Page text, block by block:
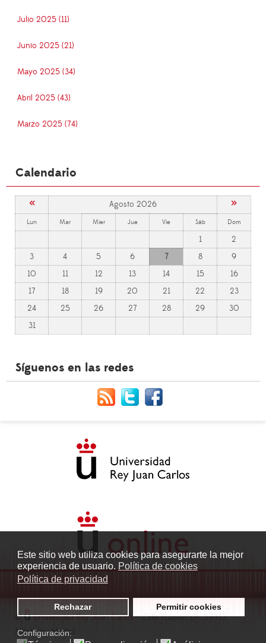
Este sitio web utiliza cookies para asegurarte la mejor
experiencia de usuario. Política de cookies
Política de privacidad
Rechazar Permitir cookies
Configuración:
Julio 2025 (11)
Junio 2025 (21)
Mayo 2025 (34)
Abril 2025 (43)
Marzo 2025 (74)
Calendario
« Agosto 2026 »
Lun Mar Mier Jue Vie Sáb Dom
1
2
3
4 5 6 7 8
9
10
11 12 13 14 15
16
17
18 19 20 21 22
23
24
25 26 27 28 29
30
31
Síguenos en las redes
© Universidad Rey Juan Carlos- Calle Tulipán s/n. 28933
Móstoles. Madrid